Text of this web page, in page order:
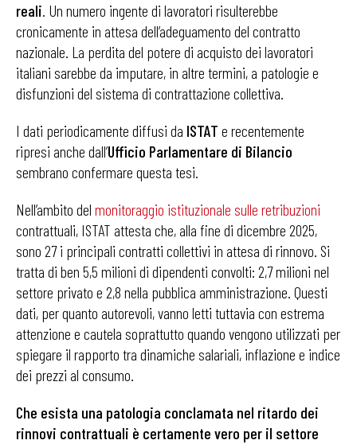
reali. Un numero ingente di lavoratori risulterebbe
cronicamente in attesa dell’adeguamento del contratto
nazionale. La perdita del potere di acquisto dei lavoratori
italiani sarebbe da imputare, in altre termini, a patologie e
disfunzioni del sistema di contrattazione collettiva.
I dati periodicamente diffusi da ISTAT e recentemente
ripresi anche dall’Ufficio Parlamentare di Bilancio
sembrano confermare questa tesi.
Nell’ambito del monitoraggio istituzionale sulle retribuzioni
contrattuali, ISTAT attesta che, alla fine di dicembre 2025,
sono 27 i principali contratti collettivi in attesa di rinnovo. Si
tratta di ben 5,5 milioni di dipendenti convolti: 2,7 milioni nel
settore privato e 2,8 nella pubblica amministrazione. Questi
dati, per quanto autorevoli, vanno letti tuttavia con estrema
attenzione e cautela soprattutto quando vengono utilizzati per
spiegare il rapporto tra dinamiche salariali, inflazione e indice
dei prezzi al consumo.
Che esista una patologia conclamata nel ritardo dei
rinnovi contrattuali è certamente vero per il settore